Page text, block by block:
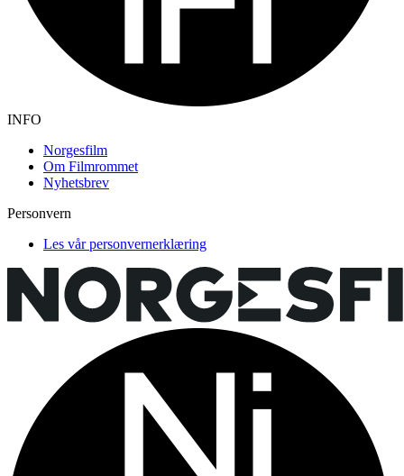
INFO
Norgesfilm
Om Filmrommet
Nyhetsbrev
Personvern
Les vår personvernerklæring